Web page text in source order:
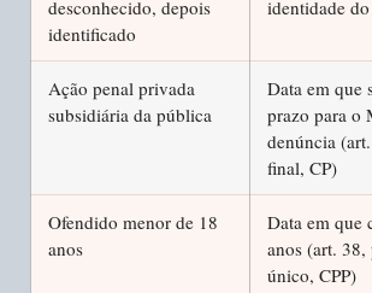
desconhecido, depois
identificado
identidade
Ação penal privada
subsidiária da pública
Data em que
prazo para o
denúncia
final, CP)
Ofendido menor de 18
anos
Data em que
anos (art. 38,
único, CPP)